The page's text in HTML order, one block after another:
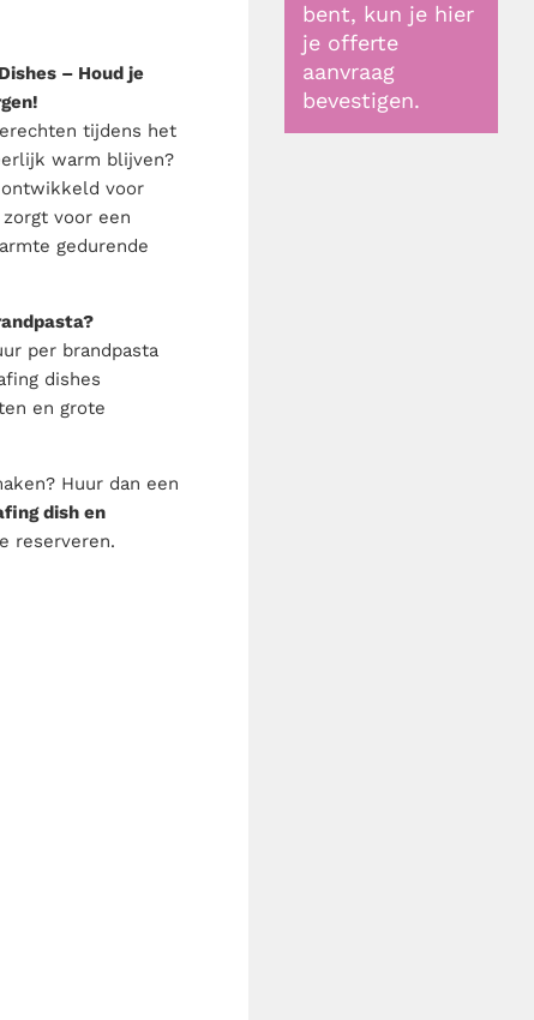
– Houd je
tijdens het
warm blijven?
ontwikkeld voor
voor een
gedurende
per brandpasta
dishes
en grote
Huur dan een
dish en
reserveren.
bent, kun je hier
je offerte
aanvraag
bevestigen.